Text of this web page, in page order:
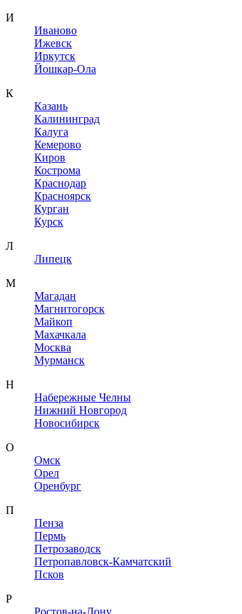
И
Иваново
Ижевск
Иркутск
Йошкар-Ола
К
Казань
Калининград
Калуга
Кемерово
Киров
Кострома
Краснодар
Красноярск
Курган
Курск
Л
Липецк
М
Магадан
Магнитогорск
Майкоп
Махачкала
Москва
Мурманск
Н
Набережные Челны
Нижний Новгород
Новосибирск
О
Омск
Орел
Оренбург
П
Пенза
Пермь
Петрозаводск
Петропавловск-Камчатский
Псков
Р
Ростов-на-Дону